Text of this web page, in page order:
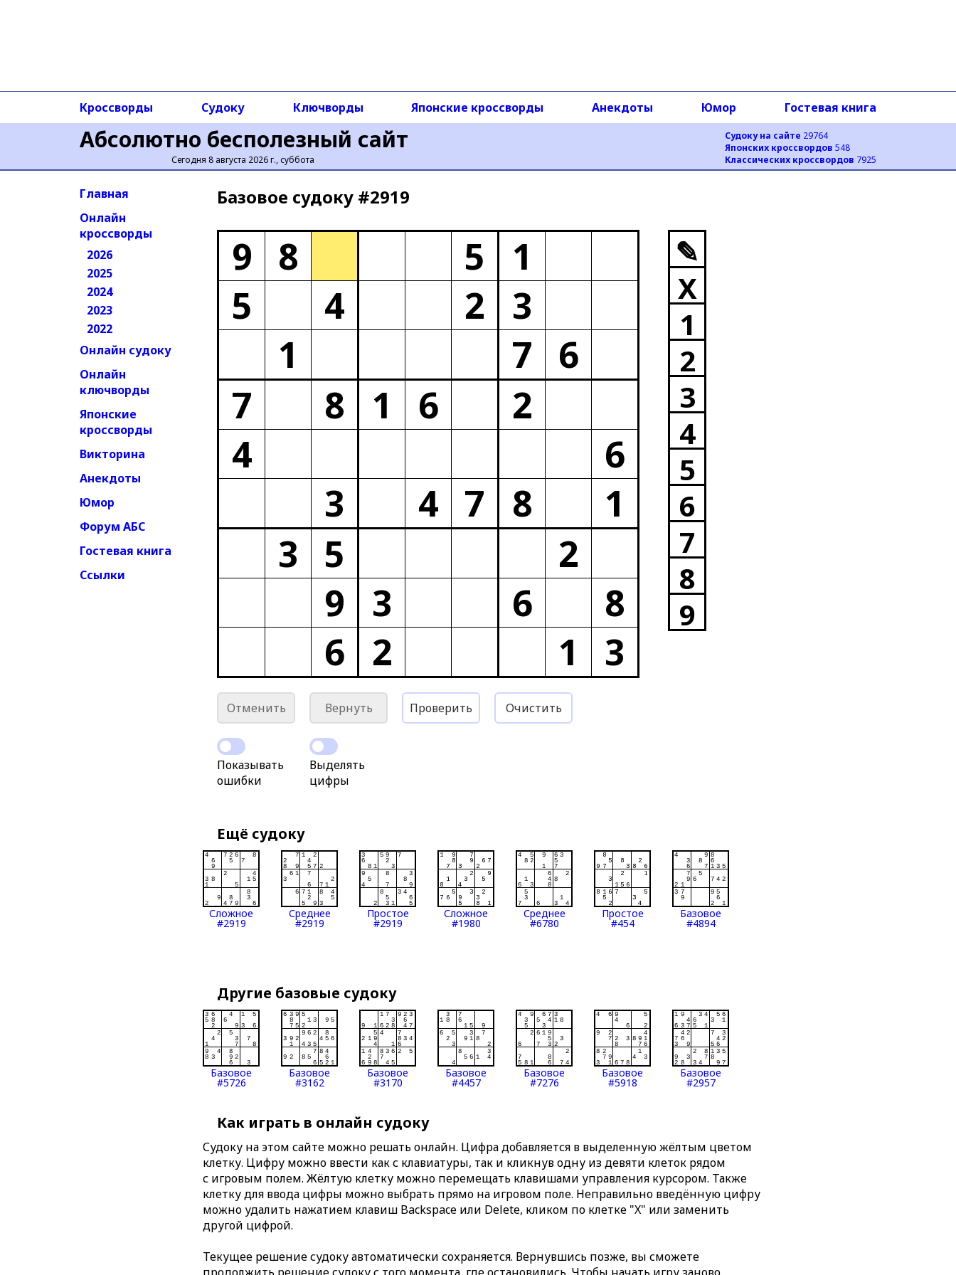
Абсолютно бесполезный сайт
Сегодня 8 августа 2026 г., суббота
Судоку на сайте 29764
Японских кроссвордов 548
Классических кроссвордов 7925
Кроссворды Судоку Ключворды Японские кроссворды Анекдоты Юмор Гостевая книга
Главная
Онлайн
кроссворды
2026
2025
2024
2023
2022
Онлайн судоку
Онлайн
ключворды
Японские
кроссворды
Викторина
Анекдоты
Юмор
Форум АБС
Гостевая книга
Ссылки
Базовое cудоку #2919
9 8 5
1
5
4 2
3
1
7 6
7
8 1 6
2
4
6
3
4 7 8
1
3
5
2
9
3 6
8
6
2 1 3
✎
X
1
2
3
4
5
6
7
8
9
Отменить Вернуть Проверить Очистить
Показывать
ошибки
Выделять
цифры
Ещё судоку
Сложное
#2919
Среднее
#2919
Простое
#2919
Сложное
#1980
Среднее
#6780
Простое
#454
Базовое
#4894
Другие базовые судоку
Базовое
#5726
Базовое
#3162
Базовое
#3170
Базовое
#4457
Базовое
#7276
Базовое
#5918
Базовое
#2957
Как играть в онлайн судоку
Судоку на этом сайте можно решать онлайн. Цифра добавляется в выделенную жёлтым цветом
клетку. Цифру можно ввести как с клавиатуры, так и кликнув одну из девяти клеток рядом
с игровым полем. Жёлтую клетку можно перемещать клавишами управления курсором. Также
клетку для ввода цифры можно выбрать прямо на игровом поле. Неправильно введённую цифру
можно удалить нажатием клавиш Backspace или Delete, кликом по клетке "X" или заменить
другой цифрой.
Текущее решение судоку автоматически сохраняется. Вернувшись позже, вы сможете